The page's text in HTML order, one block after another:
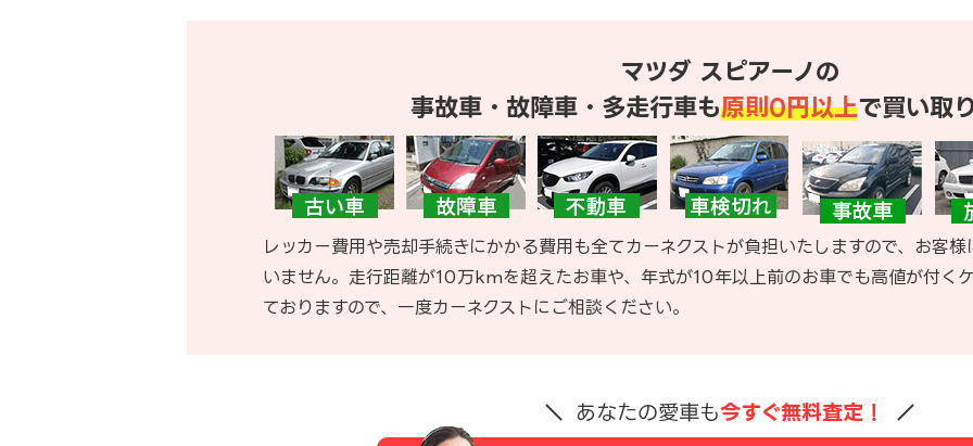
マツダ スピアーノの
事故車・故障車・多走行車も原則0円以上で買い取
レッカー費用や売却手続きにかかる費用も全てカーネクストが負担いたしますので、お客
いません。走行距離が10万kmを超えたお車や、年式が10年以上前のお車でも高値が付く
ておりますので、一度カーネクストにご相談ください。
あなたの愛車も今すぐ無料査定！